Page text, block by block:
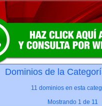
Dominios de la
11 dominios en esta
Mostrando 1 de 11